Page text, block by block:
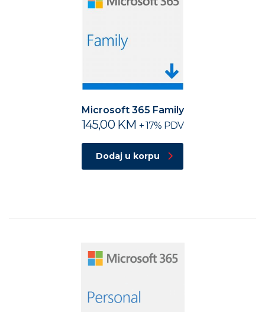
Microsoft 365 Family
145,00 KM + 17% PDV
Dodaj u korpu